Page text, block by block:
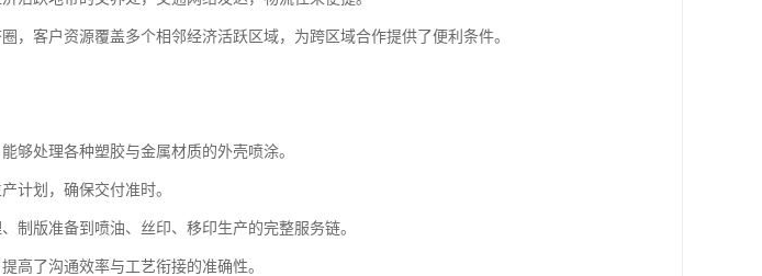
，客户资源覆盖多个相邻经济活跃区域，为跨区域合作提供了便利条件。
够处理各种塑胶与金属材质的外壳喷涂。
计划，确保交付准时。
制版准备到喷油、丝印、移印生产的完整服务链。
高了沟通效率与工艺衔接的准确性。